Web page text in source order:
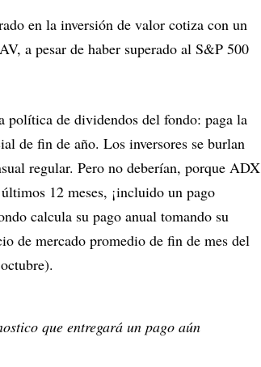
en la inversión de valor cotiza con un
a pesar de haber superado al S&P 500
política de dividendos del fondo: paga la
de fin de año. Los inversores se burlan
regular. Pero no deberían, porque ADX
12 meses, ¡incluido un pago
calcula su pago anual tomando su
de mercado promedio de fin de mes del
que entregará un pago aún